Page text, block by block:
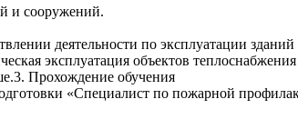
и сооружений.
деятельности по эксплуатации
эксплуатация объектов
Прохождение обучения
«Специалист по пожарной